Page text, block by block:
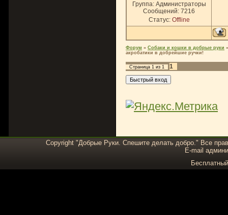
Группа: Администраторы
Сообщений: 7216
Статус: Offline
Форум » Собаки и кошки в добрые руки »
акробатики в добрейшие ручки!
Страница 1 из 1 1
Copyright "Добрые Руки. Спешите делать добро." Все
E-mail